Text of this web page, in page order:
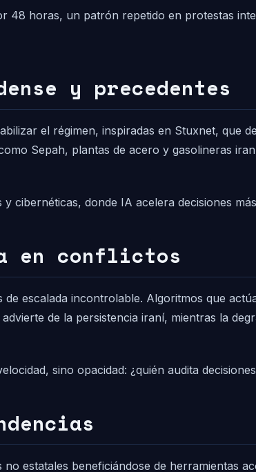
horas, un patrón repetido en protestas
y precedentes
el régimen, inspiradas en Stuxnet, que
Sepah, plantas de acero y gasolineras
cibernéticas, donde IA acelera decisiones
en conflictos
escalada incontrolable. Algoritmos que
de la persistencia iraní, mientras la
sino opacidad: ¿quién audita
estatales beneficiándose de herramientas